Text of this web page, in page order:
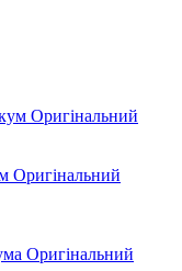
Оригінальний